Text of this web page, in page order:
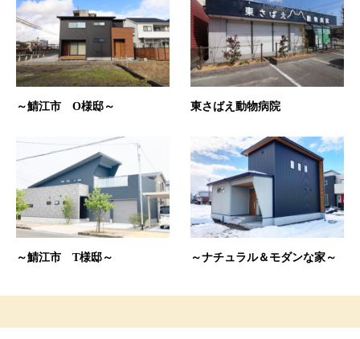
～鯖江市 O様邸～ 東さばえ動物病院
～鯖江市 T様邸～ ～ナチュラル＆モダンな家～